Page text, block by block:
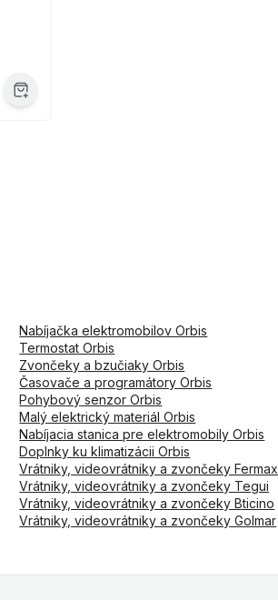
Nabíjačka elektromobilov Orbis
Termostat Orbis
Zvončeky a bzučiaky Orbis
Časovače a programátory Orbis
Pohybový senzor Orbis
Malý elektrický materiál Orbis
Nabíjacia stanica pre elektromobily Orbis
Doplnky ku klimatizácii Orbis
Vrátniky, videovrátniky a zvončeky Fermax
Vrátniky, videovrátniky a zvončeky Tegui
Vrátniky, videovrátniky a zvončeky Bticino
Vrátniky, videovrátniky a zvončeky Golmar